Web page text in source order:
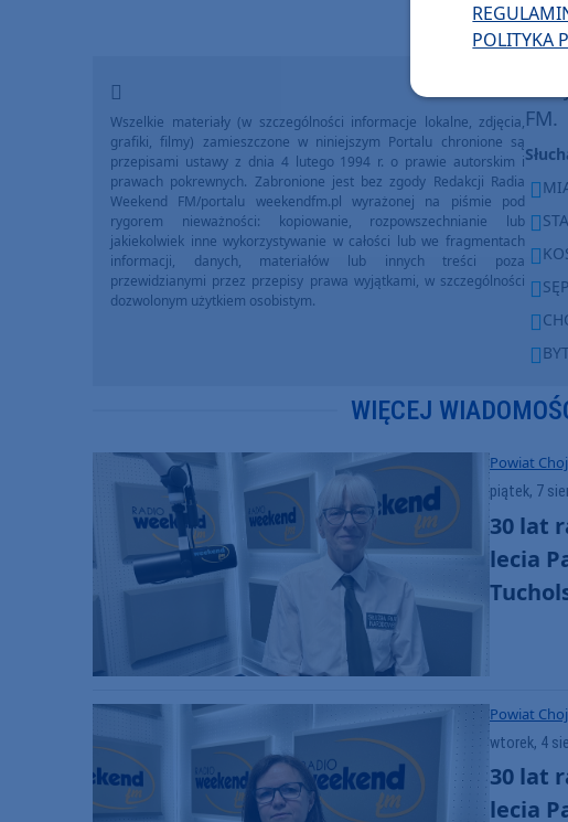
O
FM.
Wszelkie materiały (w szczególności informacje lokalne, zdjęcia,
grafiki, filmy) zamieszczone w niniejszym Portalu chronione są
przepisami ustawy z dnia 4 lutego 1994 r. o prawie autorskim i
prawach pokrewnych. Zabronione jest bez zgody Redakcji Radia
Weekend FM/portalu weekendfm.pl wyrażonej na piśmie pod
rygorem nieważności: kopiowanie, rozpowszechnianie lub
jakiekolwiek inne wykorzystywanie w całości lub we fragmentach
informacji, danych, materiałów lub innych treści poza
przewidzianymi przez przepisy prawa wyjątkami, w szczególności
dozwolonym użytkiem osobistym.
WIĘCEJ
Powiat
piątek, 7
30 lat
lecia
Powiat
wtorek, 4
30 lat
lecia
POLITYKA